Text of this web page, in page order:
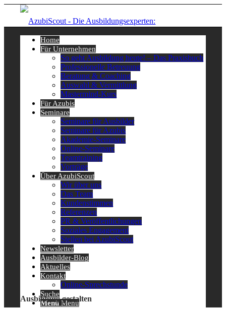
Home
Für Unternehmen
So geht Ausbildung heute! – Das Praxisbuch
Professionelle Betreuung
Beratung & Coaching
Auswahl & Vermittlung
Mastermind-Kurs
Für Azubis
Seminare
Seminare für Ausbilder
Seminare für Azubis
Akademie-Seminare
Online-Seminare
Teamtraining
Vorträge
Über AzubiScout
Wir über uns
Das Team
Kundenstimmen
Referenzen
PR & Veröffentlichungen
Soziales Engagement
Stellen bei AzubiScout
Newsletter
Ausbilder-Blog
Aktuelles
Kontakt
Online-Sprechstunde
Suche
Menü Menü
Ausbildung gestalten